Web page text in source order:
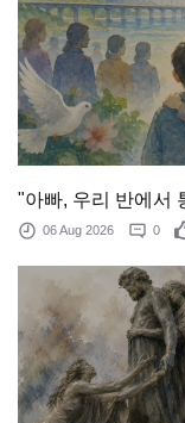
"아빠, 우리 반에서
06 Aug 2026 0